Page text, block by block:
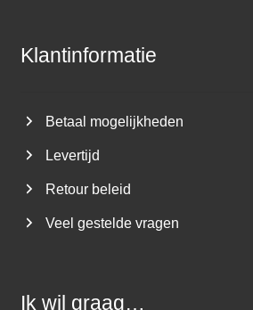
Klantinformatie
Betaal mogelijkheden
Levertijd
Retour beleid
Veel gestelde vragen
Ik wil graag…